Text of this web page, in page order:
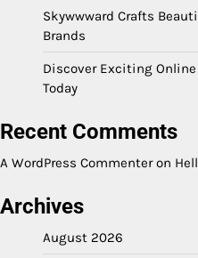
Skywwward Crafts
Brands
Discover Exciting
Today
Recent Comments
A WordPress Commenteron
Archives
August 2026